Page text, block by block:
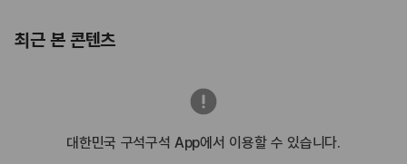
최근 본 콘텐츠
대한민국 구석구석 App에서 이용할 수 있습니다.